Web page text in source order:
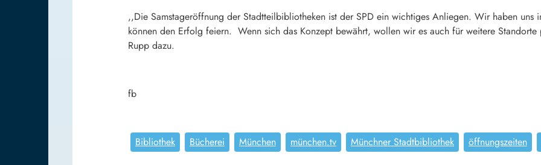
,,Die Samstageröffnung der Stadtteilbibliotheken ist der SPD ein wichtiges Anliegen. Wir haben uns
können den Erfolg feiern. Wenn sich das Konzept bewährt, wollen wir es auch für weitere Standorte
Rupp dazu.
fb
Bibliothek Bücherei München münchen.tv Münchner Stadtbibliothek öffnungszeiten